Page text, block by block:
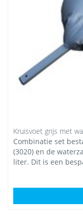
Kruisvoet grijs met
Combinatie set
(3020) en de
liter. Dit is een